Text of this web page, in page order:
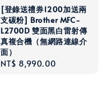
[登錄送禮券1200加送兩
支碳粉] Brother MFC-
L2700D 雙面黑白雷射傳
真複合機（無網路連線介
面）
Regular
NT$ 8,990.00